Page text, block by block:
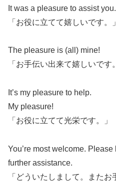
It was a pleasure to assist you.
「お役に立てて嬉しいです。」
The pleasure is (all) mine!
「お手伝い出来て嬉しいです
It’s my pleasure to help.
My pleasure!
「お役に立てて光栄です。」
You’re most welcome.
further assistance.
「どういたしまして。また